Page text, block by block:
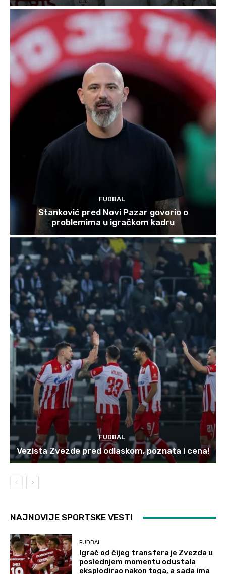
FUDBAL
Stanković pred Novi Pazar govorio o
problemima u igračkom kadru
FUDBAL
Vezista Zvezde pred odlaskom, poznata i cena!
NAJNOVIJE SPORTSKE VESTI
FUDBAL
Igrač od čijeg transfera je Zvezda u
poslednjem momentu odustala
eksplodirao nakon toga, a sada ima